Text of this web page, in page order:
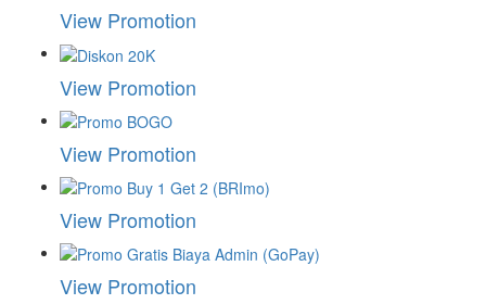
View Promotion
View Promotion
View Promotion
View Promotion
View Promotion